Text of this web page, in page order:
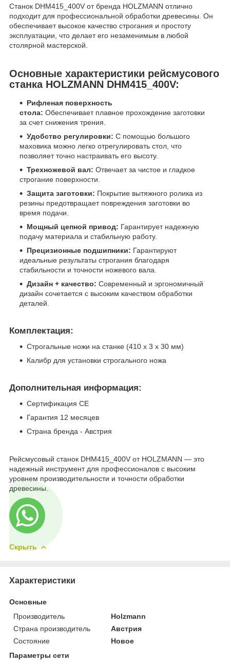
Станок DHM415_400V от бренда HOLZMANN отлично
подходит для профессиональной обработки древесины. Он
обеспечивает высокое качество строгания и простоту
эксплуатации, что делает его незаменимым в любой
столярной мастерской.
Основные характеристики рейсмусового
станка HOLZMANN DHM415_400V:
Рифленая поверхность
стола: Обеспечивает плавное прохождение заготовки
за счет снижения трения.
Удобство регулировки: С помощью большого
маховика можно легко отрегулировать стол, что
позволяет точно настраивать его высоту.
Трехножевой вал: Отвечает за чистое и гладкое
строгание поверхности.
Защита заготовки: Покрытие вытяжного ролика из
резины предотвращает повреждения заготовки во
время подачи.
Мощный цепной привод: Гарантирует надежную
подачу материала и стабильную работу.
Прецизионные подшипники: Гарантируют
идеальные результаты строгания благодаря
стабильности и точности ножевого вала.
Дизайн + качество: Современный и эргономичный
дизайн сочетается с высоким качеством обработки
деталей.
Комплектация:
Строгальные ножи на станке (410 x 3 x 30 мм)
Калибр для установки строгального ножа
Дополнительная информация:
Сертификация CE
Гарантия 12 месяцев
Страна бренда - Австрия
Рейсмусовый станок DHM415_400V от HOLZMANN — это
надежный инструмент для профессионалов с высоким
уровнем производительности и точности обработки
древесины.
Скрыть
Характеристики
Основные
Производитель
Holzmann
Страна производитель
Австрия
Состояние
Новое
Параметры сети